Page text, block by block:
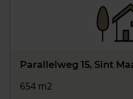
Parallelweg 15, Sint
654 m2